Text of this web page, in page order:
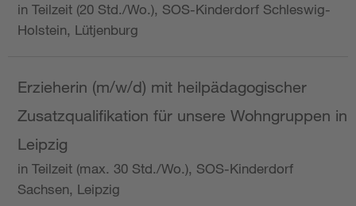
in Teilzeit (20 Std./Wo.), SOS-Kinderdorf Schleswig-
Holstein, Lütjenburg
Erzieherin (m/w/d) mit heilpädagogischer
Zusatzqualifikation für unsere Wohngruppen in
Leipzig
in Teilzeit (max. 30 Std./Wo.), SOS-Kinderdorf
Sachsen, Leipzig